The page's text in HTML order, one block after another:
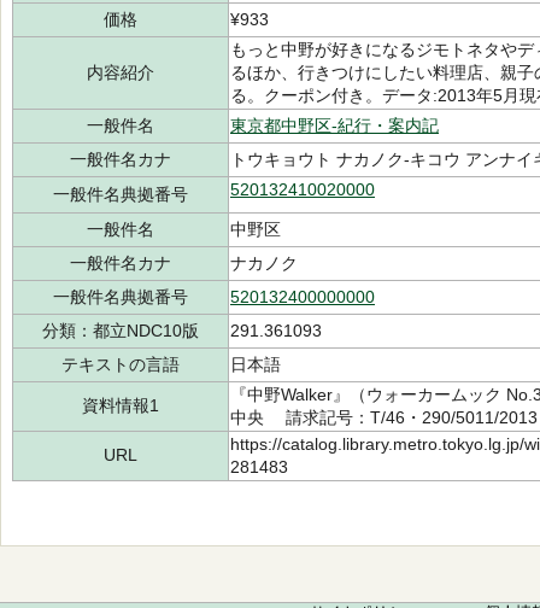
価格
¥933
内容紹介
もっと中野が好きになるジモトネタや
るほか、行きつけにしたい料理店、親
る。クーポン付き。データ:2013年5月現
一般件名
東京都中野区-紀行・案内記
一般件名カナ
トウキョウト ナカノク-キコウ アンナイ
一般件名典拠番号
520132410020000
一般件名
中野区
一般件名カナ
ナカノク
一般件名典拠番号
520132400000000
分類：都立NDC10版
291.361093
テキストの言語
日本語
資料情報1
『中野Walker』（ウォーカームック
中央 請求記号：T/46・290/5011/
URL
https://catalog.library.metro.tokyo.lg.jp/
281483